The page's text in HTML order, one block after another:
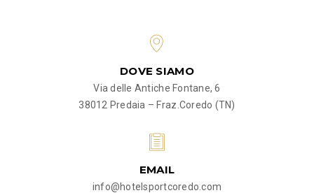
DOVE SIAMO
Via delle Antiche Fontane, 6
38012 Predaia – Fraz.Coredo (TN)
EMAIL
info@hotelsportcoredo.com